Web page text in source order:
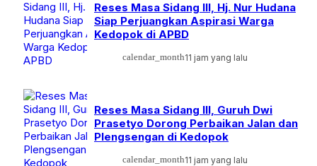
Reses Masa Sidang III, Hj. Nur Hudana
Siap Perjuangkan Aspirasi Warga
Kedopok di APBD
calendar_month11 jam yang lalu
Reses Masa Sidang III, Guruh Dwi
Prasetyo Dorong Perbaikan Jalan dan
Plengsengan di Kedopok
calendar_month11 jam yang lalu